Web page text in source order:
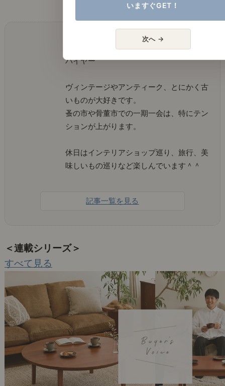
バイヤー 大場
バイヤー
ヴィンテージやアンティーク、とにかく古
いものが大好きです。
蚤の市や骨董市での一期一会は、特にテン
ションが上がります。
休日はインテリアショップ巡り、旅行、美
味しいもの巡りなど楽しんでいます＾＾
記事一覧を見る
＜連載シリーズ＞
すべて見る
いますぐGET！
次へ →